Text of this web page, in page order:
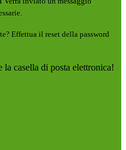
Effettua il reset della password
casella di posta elettronica!